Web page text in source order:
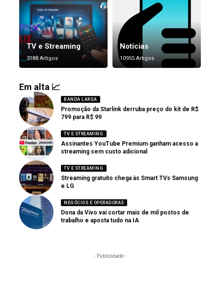
TV e Streaming
3188 Artigos
Notícias
10955 Artigos
Em alta 📈
BANDA LARGA
Promoção da Starlink derruba preço do kit de R$
799 para R$ 99
TV E STREAMING
Assinantes YouTube Premium ganham acesso a
streaming sem custo adicional
TV E STREAMING
Streaming gratuito chega às Smart TVs Samsung
e LG
NEGÓCIOS E OPERADORAS
Dona da Vivo vai cortar mais de mil postos de
trabalho e aposta tudo na IA
- Publicidade -